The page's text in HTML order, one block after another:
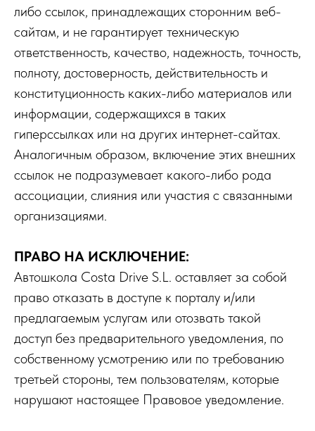
либо ссылок, принадлежащих сторонним веб-
сайтам, и не гарантирует техническую
ответственность, качество, надежность, точность,
полноту, достоверность, действительность и
конституционность каких-либо материалов или
информации, содержащихся в таких
гиперссылках или на других интернет-сайтах.
Аналогичным образом, включение этих внешних
ссылок не подразумевает какого-либо рода
ассоциации, слияния или участия с связанными
организациями.
ПРАВО НА ИСКЛЮЧЕНИЕ:
Автошкола Costa Drive S.L. оставляет за собой
право отказать в доступе к порталу и/или
предлагаемым услугам или отозвать такой
доступ без предварительного уведомления, по
собственному усмотрению или по требованию
третьей стороны, тем пользователям, которые
нарушают настоящее Правовое уведомление.